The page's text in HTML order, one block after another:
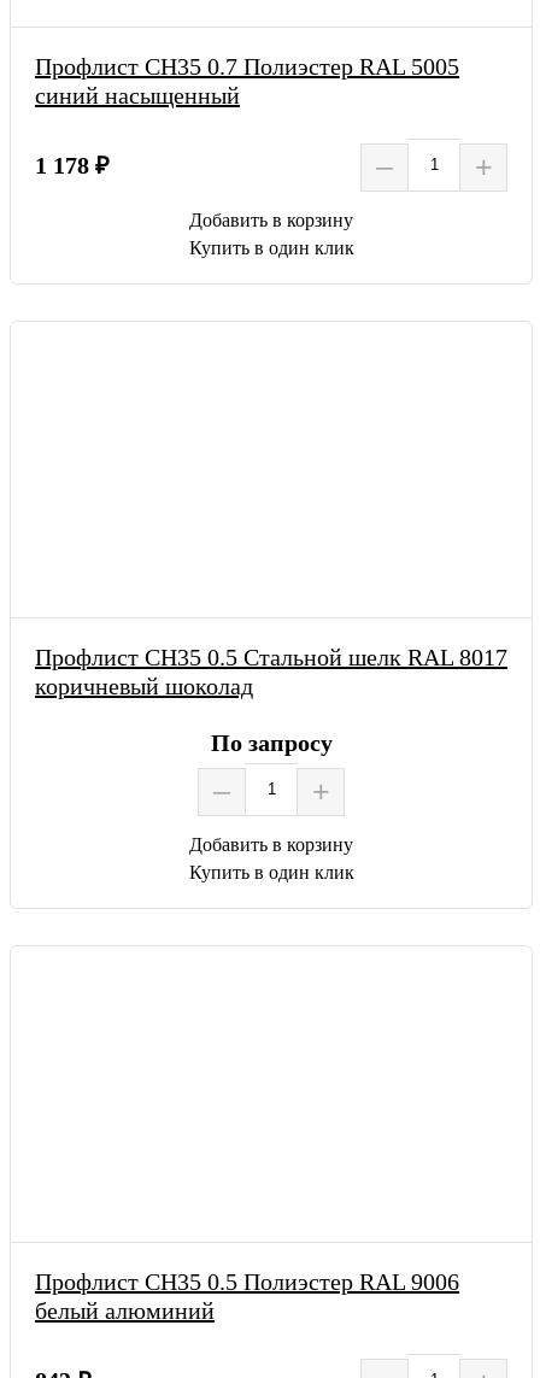
Профлист СН35 0.7 Полиэстер RAL 5005
синий насыщенный
1 178 ₽ – +
Добавить в корзину
Купить в один клик
Профлист СН35 0.5 Стальной шелк RAL 8017
коричневый шоколад
По запросу
– +
Добавить в корзину
Купить в один клик
Профлист СН35 0.5 Полиэстер RAL 9006
белый алюминий